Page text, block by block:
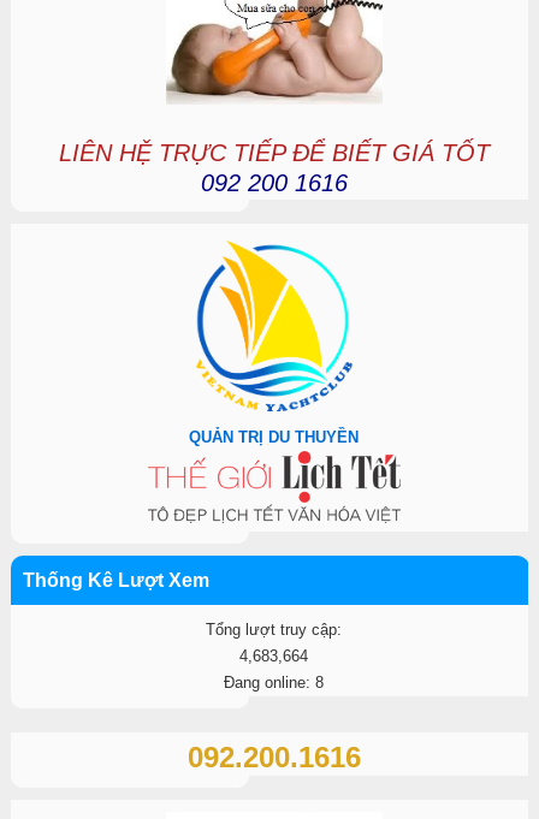
LIÊN HỆ TRỰC TIẾP ĐỂ BIẾT GIÁ TỐT
092 200 1616
QUẢN TRỊ DU THUYỀN
Thống Kê Lượt Xem
Tổng lượt truy cập:
4,683,664
Đang online: 8
092.200.1616